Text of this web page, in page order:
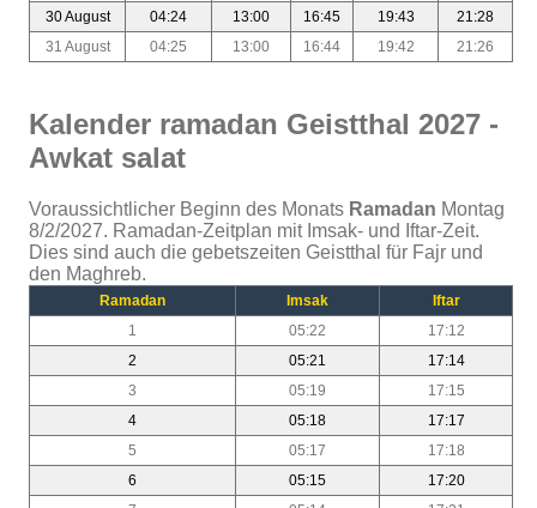
30 August
04:24 13:00 16:45 19:43
21:28
31 August
04:25 13:00 16:44 19:42 21:26
Kalender ramadan Geistthal 2027 -
Awkat salat
Voraussichtlicher Beginn des Monats Ramadan Montag
8/2/2027. Ramadan-Zeitplan mit Imsak- und Iftar-Zeit.
Dies sind auch die gebetszeiten Geistthal für Fajr und
den Maghreb.
Ramadan Imsak
Iftar
1
05:22
17:12
2
05:21
17:14
3
05:19
17:15
4
05:18
17:17
5
05:17
17:18
6
05:15
17:20